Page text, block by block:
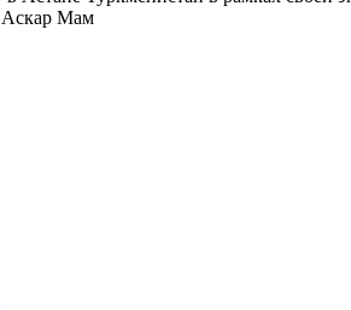
Аскар Мам